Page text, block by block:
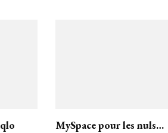
MySpace pour les nuls…